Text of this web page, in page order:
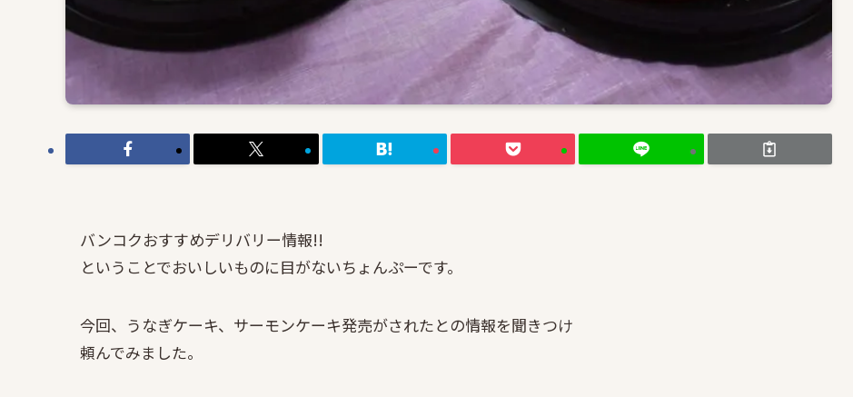
バンコクおすすめデリバリー情報!!
ということでおいしいものに目がないちょんぷーです。
今回、うなぎケーキ、サーモンケーキ発売がされたとの情報を聞きつけ
頼んでみました。